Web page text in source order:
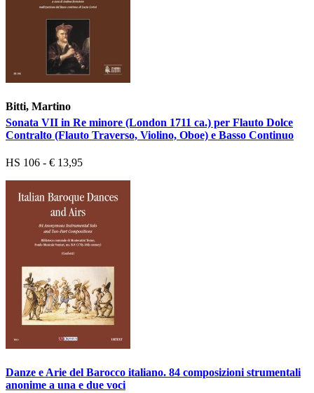
Bitti, Martino
Sonata VII in Re minore (London 1711 ca.) per Flauto Dolce
Contralto (Flauto Traverso, Violino, Oboe) e Basso Continuo
HS 106 - € 13,95
Danze e Arie del Barocco italiano. 84 composizioni strumentali
anonime a una e due voci